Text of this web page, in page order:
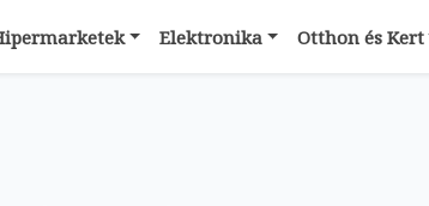
Elektronika Otthon és Kert